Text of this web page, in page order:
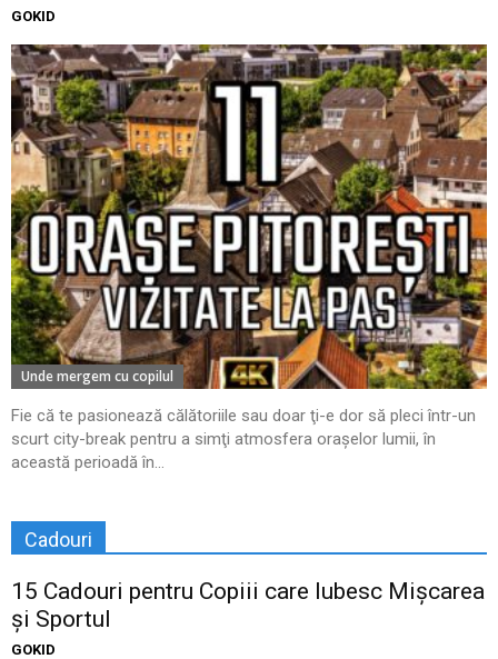
GOKID
Unde mergem cu copilul
Fie că te pasionează călătoriile sau doar ţi-e dor să pleci într-un
scurt city-break pentru a simţi atmosfera oraşelor lumii, în
această perioadă în...
Cadouri
15 Cadouri pentru Copiii care Iubesc Mișcarea
și Sportul
GOKID